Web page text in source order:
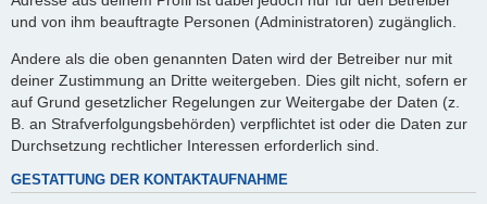
und von ihm beauftragte Personen (Administratoren) zugänglich.
Andere als die oben genannten Daten wird der Betreiber nur mit
deiner Zustimmung an Dritte weitergeben. Dies gilt nicht, sofern er
auf Grund gesetzlicher Regelungen zur Weitergabe der Daten (z.
B. an Strafverfolgungsbehörden) verpflichtet ist oder die Daten zur
Durchsetzung rechtlicher Interessen erforderlich sind.
GESTATTUNG DER KONTAKTAUFNAHME